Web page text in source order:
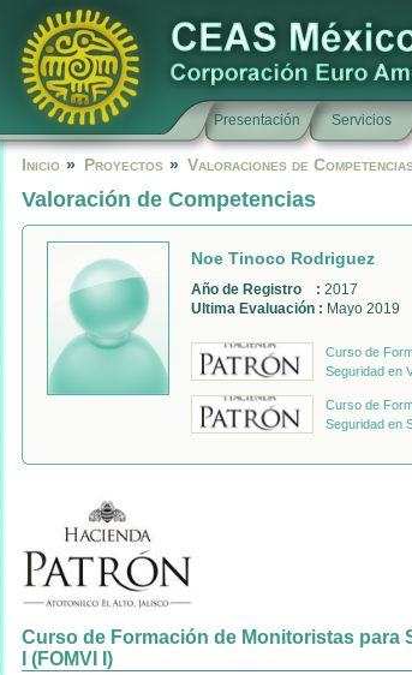
Presentación Servicios
Inicio » Proyectos » Valoraciones de Competencias
Valoración de Competencias
Noe Tinoco Rodriguez
Año de Registro : 2017
Ultima Evaluación : Mayo 2019
Curso de
Seguridad en
Curso de
Seguridad en
Curso de Formación de Monitoristas para
I (FOMVI I)